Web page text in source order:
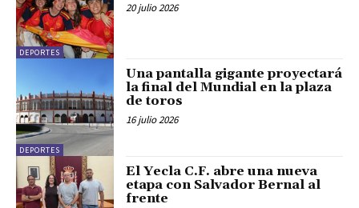
DEPORTES
20 julio 2026
DEPORTES
Una pantalla gigante proyectará
la final del Mundial en la plaza
de toros
16 julio 2026
El Yecla C.F. abre una nueva
etapa con Salvador Bernal al
frente